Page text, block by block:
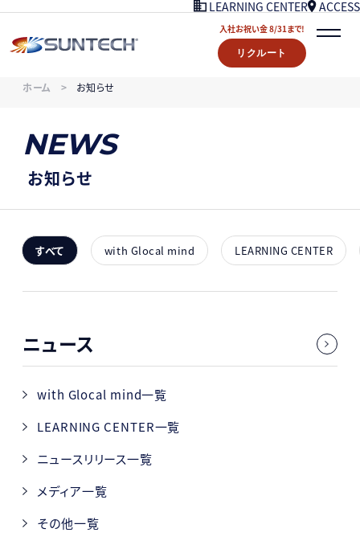
LEARNING CENTER ACCESS
入社お祝い金 8/31まで!
リクルート
STORY
LEARNING CENTER
入社お祝い金プレゼント 8/31まで！
リクルート
ホーム お知らせ
NEWS
お知らせ
すべて with Glocal mind LEARNING CENTER
ニュース
with Glocal mind一覧
LEARNING CENTER一覧
ニュースリリース一覧
メディア一覧
その他一覧